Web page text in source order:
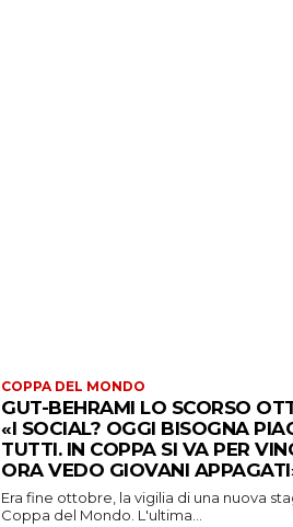
COPPA DEL MONDO
GUT-BEHRAMI LO SCORSO
«I SOCIAL? OGGI BISOGNA
TUTTI. IN COPPA SI VA PER
ORA VEDO GIOVANI
Era fine ottobre, la vigilia di una nuova
Coppa del Mondo. L'ultima...